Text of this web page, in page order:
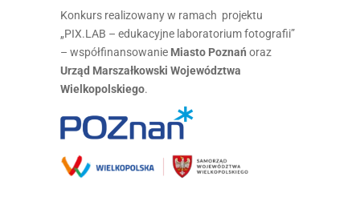
Konkurs realizowany w ramach projektu
„PIX.LAB – edukacyjne laboratorium fotografii”
– współfinansowanie Miasto Poznań oraz
Urząd Marszałkowski Województwa
Wielkopolskiego.